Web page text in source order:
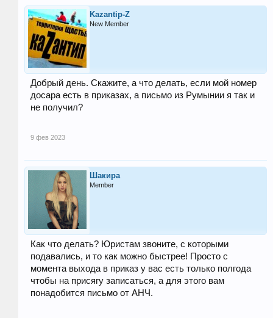
Kazantip-Z
New Member
Добрый день. Скажите, а что делать, если мой номер
досара есть в приказах, а письмо из Румынии я так и
не получил?
9 фев 2023
Шакира
Member
Как что делать? Юристам звоните, с которыми
подавались, и то как можно быстрее! Просто с
момента выхода в приказ у вас есть только полгода
чтобы на присягу записаться, а для этого вам
понадобится письмо от АНЧ.